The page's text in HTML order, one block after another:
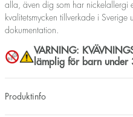
alla, även dig som har nickelallergi
kvalitetsmycken tillverkade i
dokumentation.
VARNING:
lämplig för barn under
Produktinfo